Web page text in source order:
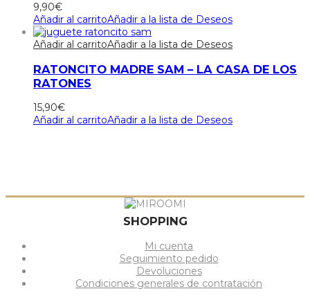
9,90€
Añadir al carritoAñadir a la lista de Deseos
Añadir al carritoAñadir a la lista de Deseos
RATONCITO MADRE SAM – LA CASA DE LOS
RATONES
15,90€
Añadir al carritoAñadir a la lista de Deseos
SHOPPING
Mi cuenta
Seguimiento pedido
Devoluciones
Condiciones generales de contratación